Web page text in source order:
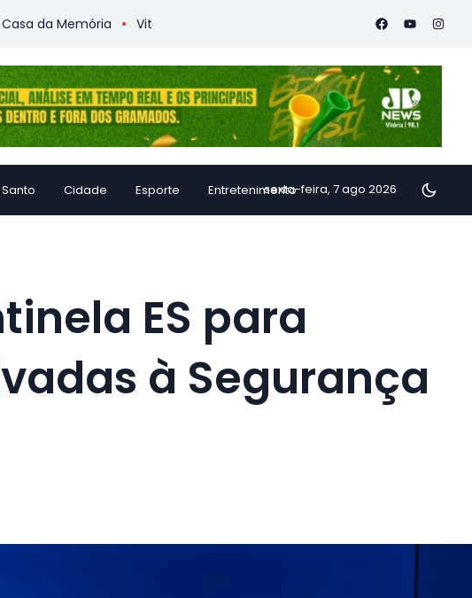
Vitória Coffee Summit 2026 confirma especialistas
Cidade Esporte Entretenimentosexta-feira, 7 ago 2026
ES para
à Segurança